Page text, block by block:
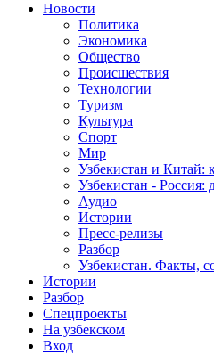
Новости
Политика
Экономика
Общество
Происшествия
Технологии
Туризм
Культура
Спорт
Мир
Узбекистан и Китай:
Узбекистан - Россия:
Аудио
Истории
Пресс-релизы
Разбор
Узбекистан. Факты,
Истории
Разбор
Спецпроекты
На узбекском
Вход